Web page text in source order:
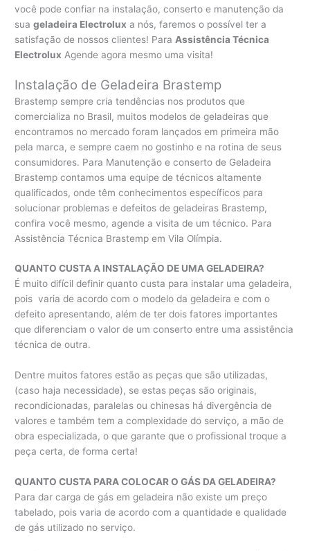
você pode confiar na instalação, conserto e manutenção da
suageladeira Electrolux a nós, faremos o possível ter a
satisfação de nossos clientes! Para Assistência Técnica
Electrolux Agende agora mesmo uma visita!
Instalação de Geladeira Brastemp
Brastemp sempre cria tendências nos produtos que
comercializa no Brasil, muitos modelos de geladeiras que
encontramos no mercado foram lançados em primeira mão
pela marca, e sempre caem no gostinho e na rotina de seus
consumidores. Para Manutenção e conserto de Geladeira
Brastemp contamos uma equipe de técnicos altamente
qualificados, onde têm conhecimentos específicos para
solucionar problemas e defeitos de geladeiras Brastemp,
confira você mesmo, agende a visita de um técnico. Para
Assistência Técnica Brastemp em Vila Olímpia.
QUANTO CUSTA A INSTALAÇÃO DE UMA GELADEIRA?
É muito difícil definir quanto custa para instalar uma geladeira,
pois varia de acordo com o modelo da geladeira e com o
defeito apresentando, além de ter dois fatores importantes
que diferenciam o valor de um conserto entre uma assistência
técnica de outra.
Dentre muitos fatores estão as peças que são utilizadas,
(caso haja necessidade), se estas peças são originais,
recondicionadas, paralelas ou chinesas há divergência de
valores e também tem a complexidade do serviço, a mão de
obra especializada, o que garante que o profissional troque a
peça certa, de forma certa!
QUANTO CUSTA PARA COLOCAR O GÁS DA GELADEIRA?
Para dar carga de gás em geladeira não existe um preço
tabelado, pois varia de acordo com a quantidade e qualidade
de gás utilizado no serviço.